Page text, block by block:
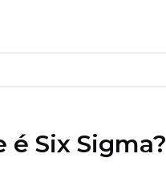
é Six Sigma?